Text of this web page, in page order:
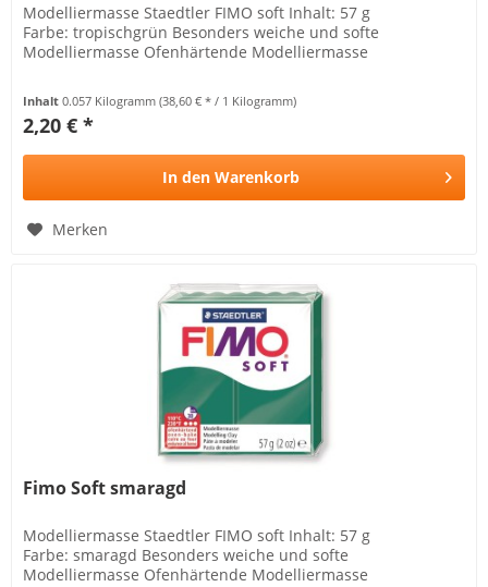
Modelliermasse Staedtler FIMO soft Inhalt: 57 g
Farbe: tropischgrün Besonders weiche und softe
Modelliermasse Ofenhärtende Modelliermasse
Inhalt0.057 Kilogramm(38,60 € * / 1 Kilogramm)
2,20 € *
In den Warenkorb
Merken
Fimo Soft smaragd
Modelliermasse Staedtler FIMO soft Inhalt: 57 g
Farbe: smaragd Besonders weiche und softe
Modelliermasse Ofenhärtende Modelliermasse